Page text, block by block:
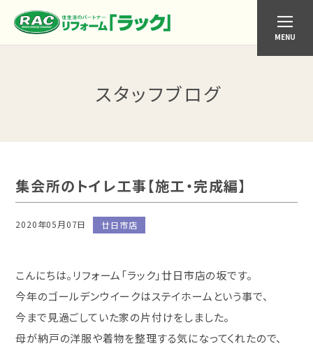
MENU
スタッフブログ
集会所のトイレ工事【施工・完成編】
2020年05月07日 廿日市店
こんにちは。リフォーム「ラック」廿日市店の坂です。
今年のゴールデンウイークはステイホームという事で、
今まで見過ごしていた家の片付けをしました。
母が納戸の洋服や着物を整理する気になってくれたので、